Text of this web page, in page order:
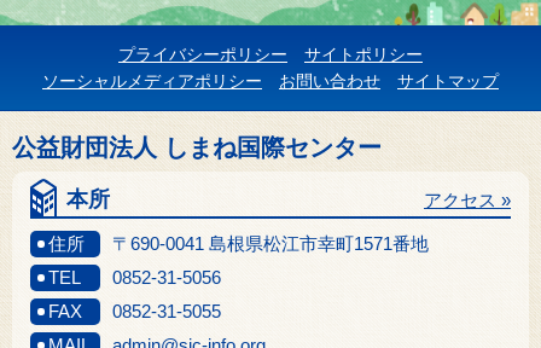
プライバシーポリシー
サイトポリシー
ソーシャルメディアポリシー
お問い合わせ サイトマップ
公益財団法人 しまね国際センター
本所
住所 〒690-0041 島根県松江市幸町1571番地
アクセス »
TEL
0852-31-5056
FAX
0852-31-5055